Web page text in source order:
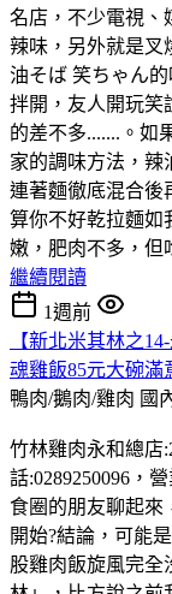
名店，不少電視、
辣味，另外就是叉
油そば 笑ちゃん
拌開，友人開玩笑
的差不多.......。如
家的調味方法，辣
連著麵徹底混合後
算你不好乾拉麵如
嫩，肥肉不多，但
繼續閱讀
1週前
【新北米其林之
魂雞飯85元大碗滿
鴨肉/鵝肉/雞肉 國
竹林雞肉永和總店
話:0289250096，
食圈的朋友聊起來
開始?結論，可能
股雞肉飯旋風完全